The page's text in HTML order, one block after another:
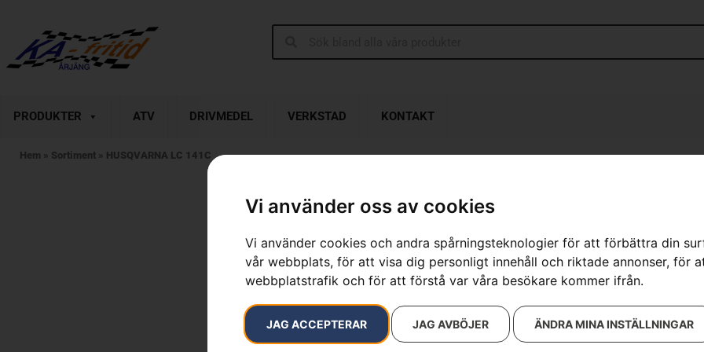
Vi använder oss av cookies
Vi använder cookies och andra spårningsteknologier för att förbättra din
vår webbplats, för att visa dig personligt innehåll och riktade annonser, för
webbplatstrafik och för att förstå var våra besökare kommer ifrån.
JAG ACCEPTERAR JAG AVBÖJER ÄNDRA MINA INSTÄLLNINGAR
PRODUKTER ATV DRIVMEDEL VERKSTAD KONTAKT
Hem » Sortiment » HUSQVARNA LC 141C
Artikelnummer:
967099301
Kategorier:
Varumärken :Husqvarna
3 790kr